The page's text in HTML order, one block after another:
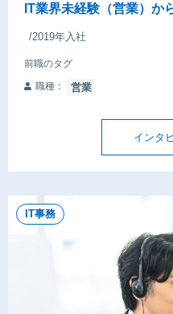
IT業界未経験（営業）か
/2019年入社
前職のタグ
職種：
営業
インタ
IT事務